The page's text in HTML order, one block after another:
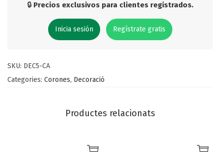
🔒 Precios exclusivos para clientes registrados.
Inicia sesión Regístrate gratis
SKU: DEC5-CA
Categories: Corones, Decoració
Productes relacionats